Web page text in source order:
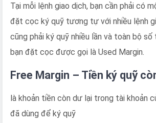
Tại mỗi lệnh giao dịch, bạn cần phải có
đặt cọc ký quỹ tương tự với nhiều lệnh
cũng phải ký quỹ nhiều lần và toàn bộ số
bạn đặt cọc được gọi là Used Margin.
Free Margin – Tiền ký quỹ
là khoản tiền còn dư lại trong tài khoản
đã dùng để ký quỹ